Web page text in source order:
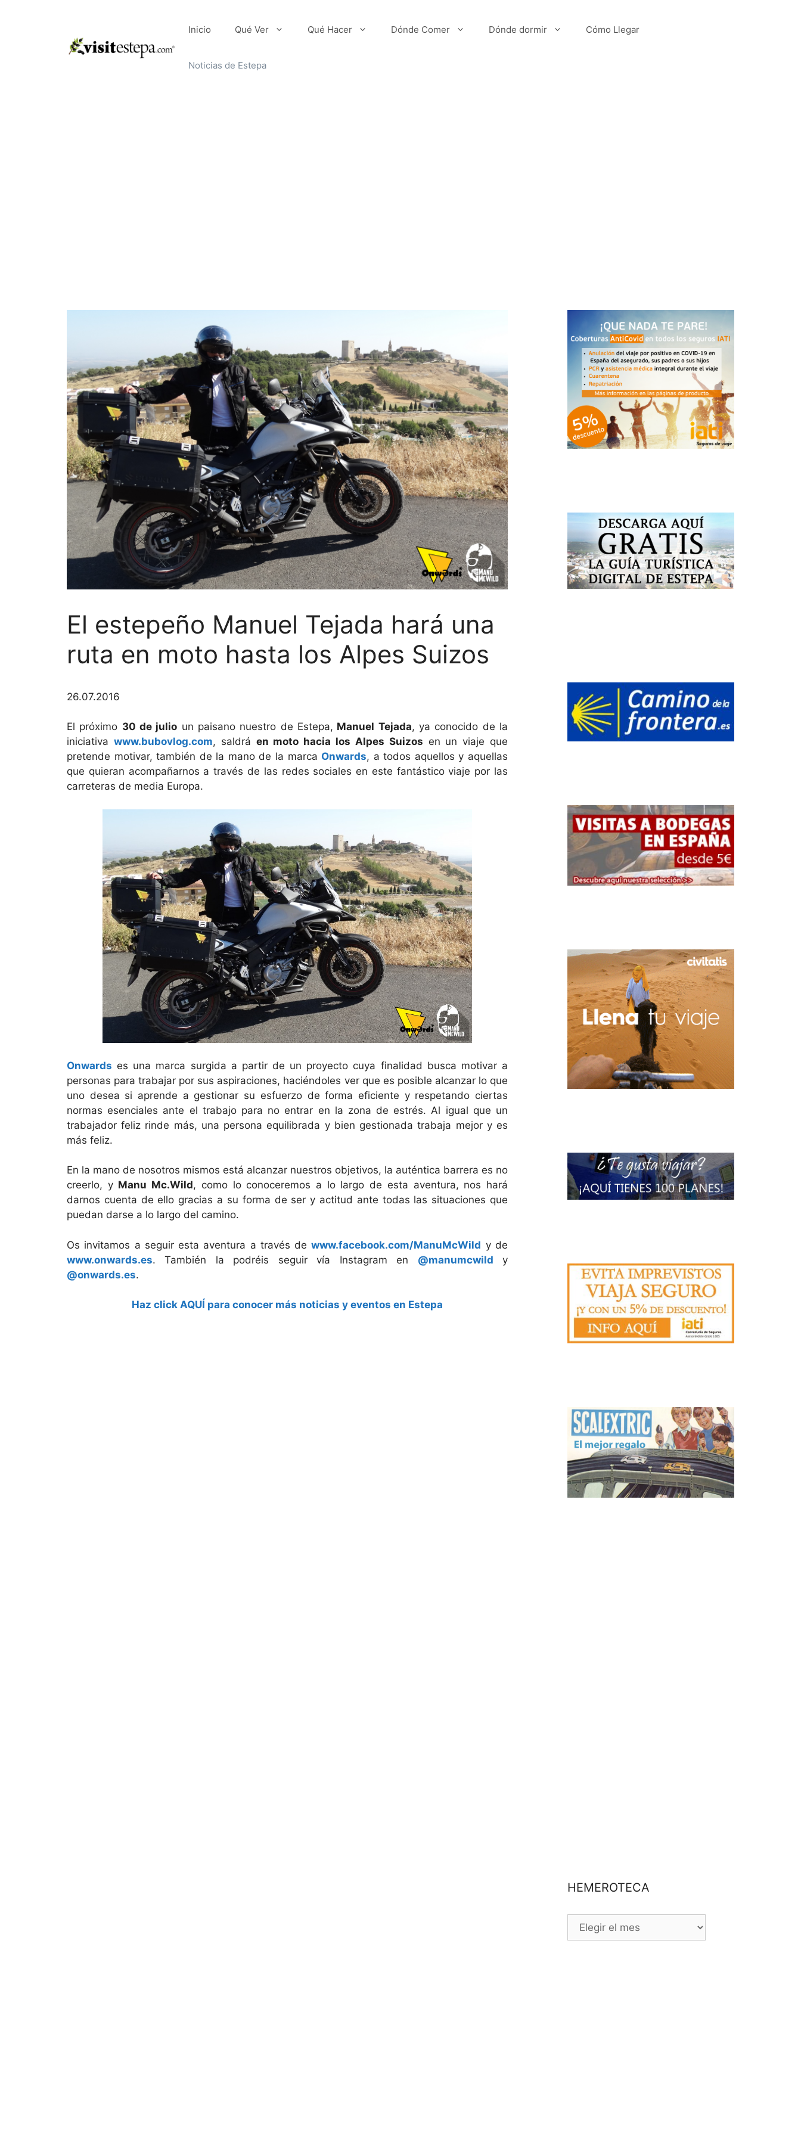
Inicio Qué Ver Qué Hacer Dónde Comer Dónde dormir Cómo Llegar
Noticias de Estepa
El estepeño Manuel Tejada hará una
ruta en moto hasta los Alpes Suizos
26.07.2016
El próximo 30 de julio un paisano nuestro de Estepa, Manuel Tejada, ya conocido de la
iniciativa www.bubovlog.com, saldrá en moto hacia los Alpes Suizos en un viaje que
pretende motivar, también de la mano de la marca Onwards, a todos aquellos y aquellas
que quieran acompañarnos a través de las redes sociales en este fantástico viaje por las
carreteras de media Europa.
Onwards es una marca surgida a partir de un proyecto cuya finalidad busca motivar a
personas para trabajar por sus aspiraciones, haciéndoles ver que es posible alcanzar lo que
uno desea si aprende a gestionar su esfuerzo de forma eficiente y respetando ciertas
normas esenciales ante el trabajo para no entrar en la zona de estrés. Al igual que un
trabajador feliz rinde más, una persona equilibrada y bien gestionada trabaja mejor y es
más feliz.
En la mano de nosotros mismos está alcanzar nuestros objetivos, la auténtica barrera es no
creerlo, y Manu Mc.Wild, como lo conoceremos a lo largo de esta aventura, nos hará
darnos cuenta de ello gracias a su forma de ser y actitud ante todas las situaciones que
puedan darse a lo largo del camino.
Os invitamos a seguir esta aventura a través dewww.facebook.com/ManuMcWild y de
www.onwards.es. También la podréis seguir vía Instagram en @manumcwild y
@onwards.es.
Haz click AQUÍ para conocer más noticias y eventos en Estepa
HEMEROTECA
HEMEROTECA